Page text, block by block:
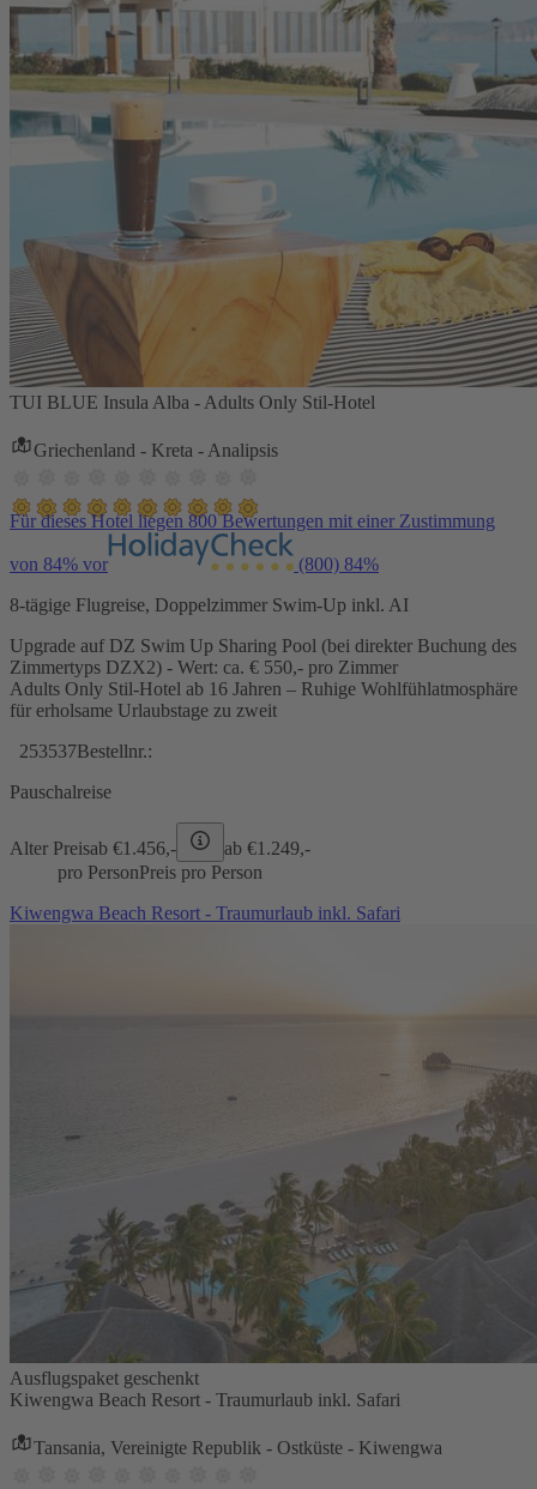
TUI BLUE Insula Alba - Adults Only Stil-Hotel
Griechenland - Kreta - Analipsis
Für dieses Hotel liegen 800 Bewertungen mit einer Zustimmung
von 84% vor (800) 84%
8-tägige Flugreise, Doppelzimmer Swim-Up inkl. AI
Upgrade auf DZ Swim Up Sharing Pool (bei direkter Buchung des
Zimmertyps DZX2) - Wert: ca. € 550,- pro Zimmer
Adults Only Stil-Hotel ab 16 Jahren – Ruhige Wohlfühlatmosphäre
für erholsame Urlaubstage zu zweit
253537Bestellnr.:
Pauschalreise
Alter Preisab €1.456,- ab €1.249,-
pro PersonPreis pro Person
Kiwengwa Beach Resort - Traumurlaub inkl. Safari
Ausflugspaket geschenkt
Kiwengwa Beach Resort - Traumurlaub inkl. Safari
Tansania, Vereinigte Republik - Ostküste - Kiwengwa